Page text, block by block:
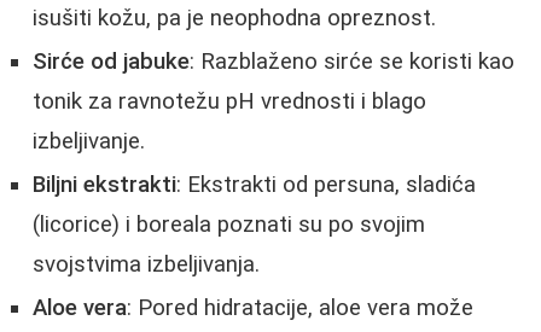
isušiti kožu, pa je neophodna opreznost.
Sirće od jabuke: Razblaženo sirće se koristi kao
tonik za ravnotežu pH vrednosti i blago
izbeljivanje.
Biljni ekstrakti: Ekstrakti od persuna, sladića
(licorice) i boreala poznati su po svojim
svojstvima izbeljivanja.
Aloe vera: Pored hidratacije, aloe vera može